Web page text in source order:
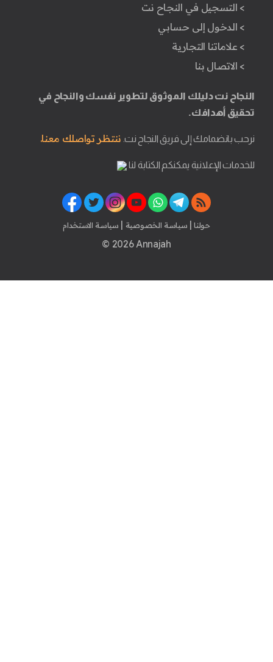
> التسجيل في النجاح نت
> الدخول إلى حسابي
> علاماتنا التجارية
> الاتصال بنا
النجاح نت دليلك الموثوق لتطوير نفسك والنجاح في
تحقيق أهدافك.
نرحب بانضمامك إلى فريق النجاح نت. ننتظر تواصلك معنا.
للخدمات الإعلانية يمكنكم الكتابة لنا
حولنا | سياسة الخصوصية | سياسة الاستخدام
© 2026 Annajah